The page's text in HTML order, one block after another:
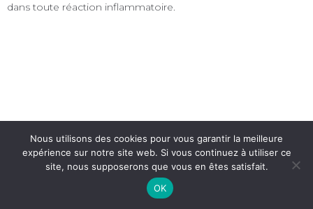
dans toute réaction inflammatoire.
© 2026 Monstroid2 | Multipurpose WP Theme with Elementor Page Builder
Nous utilisons des cookies pour vous garantir la meilleure
expérience sur notre site web. Si vous continuez à utiliser ce
site, nous supposerons que vous en êtes satisfait.
OK